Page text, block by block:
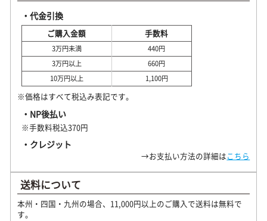
・代金引換
ご購入金額 手数料
3万円未満
440円
3万円以上
660円
10万円以上
1,100円
※価格はすべて税込み表記です。
・NP後払い
※手数料税込370円
・クレジット
→お支払い方法の詳細はこちら
送料について
本州・四国・九州の場合、11,000円以上のご購入で送料は無料で
す。